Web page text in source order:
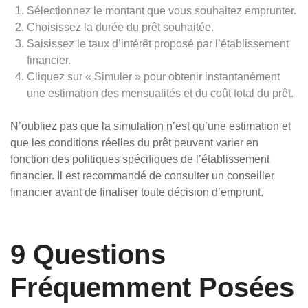
Sélectionnez le montant que vous souhaitez emprunter.
Choisissez la durée du prêt souhaitée.
Saisissez le taux d’intérêt proposé par l’établissement
financier.
Cliquez sur « Simuler » pour obtenir instantanément
une estimation des mensualités et du coût total du prêt.
N’oubliez pas que la simulation n’est qu’une estimation et
que les conditions réelles du prêt peuvent varier en
fonction des politiques spécifiques de l’établissement
financier. Il est recommandé de consulter un conseiller
financier avant de finaliser toute décision d’emprunt.
9 Questions
Fréquemment Posées